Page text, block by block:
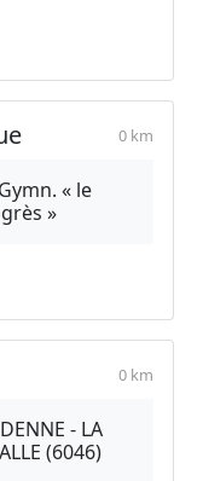
0 km
« le
»
0 km
- LA
(6046)